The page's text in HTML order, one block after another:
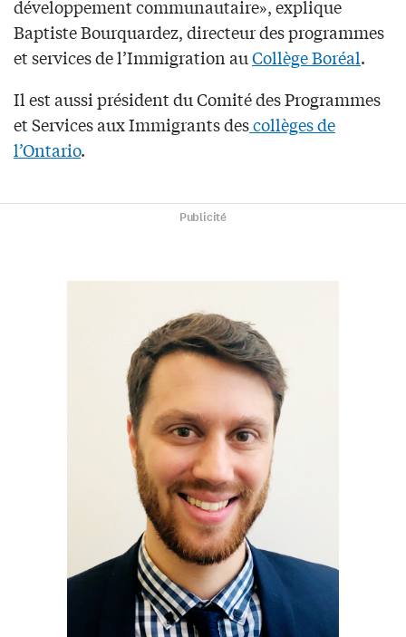
développement communautaire», explique
Baptiste Bourquardez, directeur des programmes
et services de l’Immigration auCollège Boréal.
Il est aussi président du Comité des Programmes
et Services aux Immigrants descollèges de
l’Ontario.
Publicité